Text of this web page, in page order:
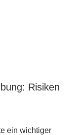
Risiken
ein wichtiger